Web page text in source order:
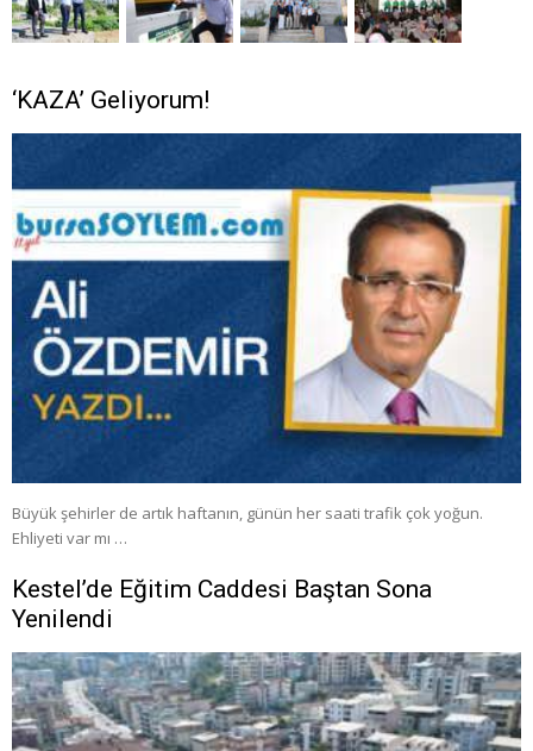
‘KAZA’ Geliyorum!
Büyük şehirler de artık haftanın, günün her saati trafik çok yoğun.
Ehliyeti var mı …
Kestel’de Eğitim Caddesi Baştan Sona
Yenilendi